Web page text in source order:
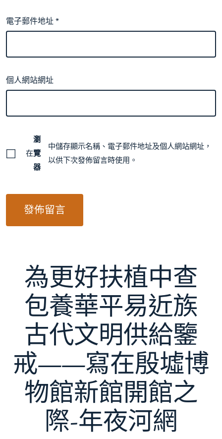
電子郵件地址*
個人網站網址
在
瀏
覽
器
中儲存顯示名稱、電子郵件地址及個人網站網址，
以供下次發佈留言時使用。
為更好扶植中查
包養華平易近族
古代文明供給鑒
戒——寫在殷墟博
物館新館開館之
際-年夜河網